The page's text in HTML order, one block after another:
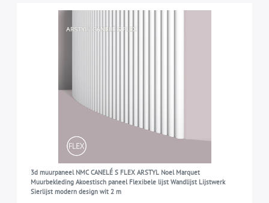
3d muurpaneel NMC CANELÉ S FLEX ARSTYL Noel Marquet
Muurbekleding Akoestisch paneel Flexibele lijst Wandlijst Lijstwerk
Sierlijst modern design wit 2 m